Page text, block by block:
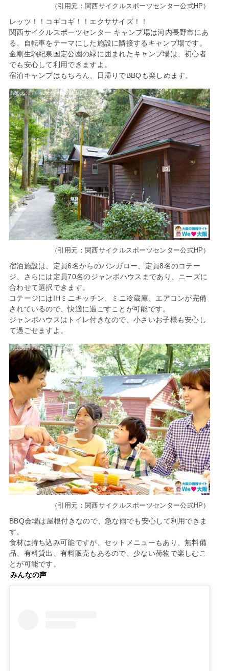
（引用元：関西サイクルスポーツセンター公式HP）
レッツ！！コギコギ！！エクササイズ！！
関西サイクルスポーツセンター キャンプ場は河内長野市にあ
る、自転車をテーマにした施設に隣接するキャンプ場です。
金剛生駒紀泉国定公園の緑に囲まれたキャンプ場は、初心者
でも安心して利用できますよ。
宿泊キャンプはもちろん、日帰りでBBQも楽しめます。
（引用元：関西サイクルスポーツセンター公式HP）
宿泊施設は、定員6名からのバンガロー、定員8名のコテー
ジ、さらには定員70名のジャンボハウスまであり、ニーズに
合わせて選択できます。
コテージにはIHミニキッチン、ミニ冷蔵庫、エアコンが完備
されているので、快適に過ごすことが可能です。
ジャンボハウスはトイレ付きなので、小さいお子様も安心し
て過ごせますよ。
（引用元：関西サイクルスポーツセンター公式HP）
BBQ会場は屋根付きなので、急な雨でも安心して利用できま
す。
食材は持ち込み可能ですが、セットメニューもあり、無料備
品、有料貸出、有料販売もあるので、少ない荷物で楽しむこ
とが可能です。
みんなの声